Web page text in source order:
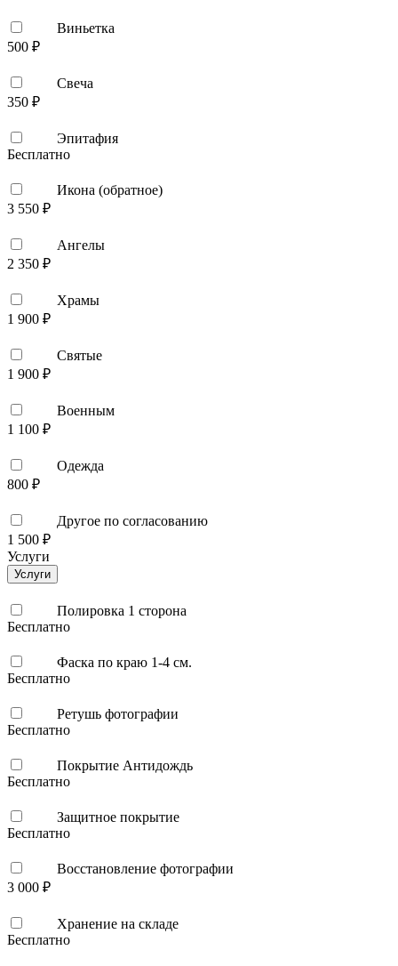
Виньетка
500 ₽
Свеча
350 ₽
Эпитафия
Бесплатно
Икона (обратное)
3 550 ₽
Ангелы
2 350 ₽
Храмы
1 900 ₽
Святые
1 900 ₽
Военным
1 100 ₽
Одежда
800 ₽
Другое по согласованию
1 500 ₽
Услуги
Услуги
Полировка 1 сторона
Бесплатно
Фаска по краю 1-4 см.
Бесплатно
Ретушь фотографии
Бесплатно
Покрытие Антидождь
Бесплатно
Защитное покрытие
Бесплатно
Восстановление фотографии
3 000 ₽
Хранение на складе
Бесплатно